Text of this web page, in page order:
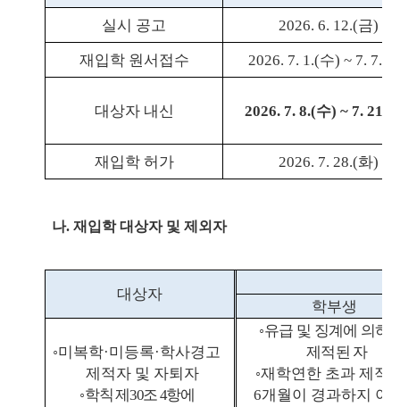
실시 공고 2026. 6. 12.(금)
재입학 원서접수 2026. 7. 1.(수) ~ 7. 7.(
대상자 내신 2026. 7. 8.(수) ~ 7. 21.(
재입학 허가 2026. 7. 28.(화)
나. 재입학 대상자 및 제외자
대상자
학부생
◦미복학·미등록·학사경고
제적자 및 자퇴자
◦학칙 제30조4항에
◦유급 및 징계에 의하
제적된 자
◦재학연한 초과 제적
6개월이 경과하지 아